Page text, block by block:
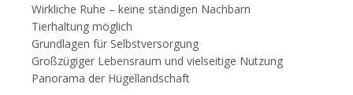
Wirkliche Ruhe – keine ständigen Nachbarn
Tierhaltung möglich
Grundlagen für Selbstversorgung
Großzügiger Lebensraum und vielseitige Nutzung
Panorama der Hügellandschaft